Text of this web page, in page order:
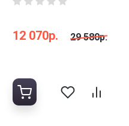
12 070р. 29 580р.